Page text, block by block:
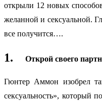
открыли 12 новых
желанной и сексуальной.
все получится….
1. Открой своего
Гюнтер Аммон изобрел
сексуальность», который